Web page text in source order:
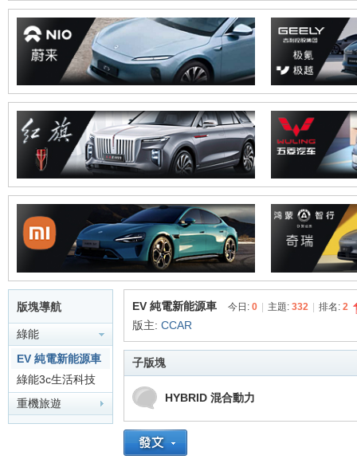
地
平
版塊導航
綠能
EV 純電新能源車
綠能3c生活科技
重機旅遊
EV 純電新能源車 今日: 0 | 主題: 332 | 排名: 2
版主: CCAR
子版塊
HYBRID 混合動力